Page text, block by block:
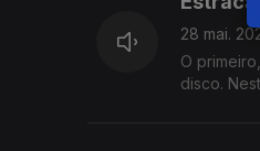
28 mai.
O
disco.